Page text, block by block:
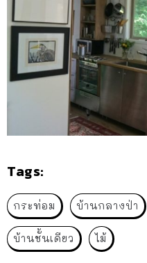
Tags:
กระท่อม บ้านกลางป่า
บ้านชั้นเดียว ไม้